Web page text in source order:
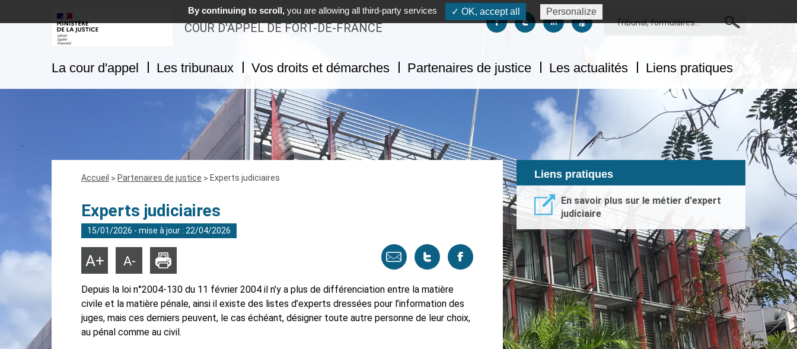
COUR D'APPEL DE FORT-DE-FRANCE Suivez-nous sur facebook
Suivez-nous sur twitter
Suivez-nous sur linkedin
Suivez-nous sur dailymotion
La cour d'appel Les tribunaux Vos droits et démarches Partenaires de justice Les actualités Liens pratiques
Fil
Accueil Partenaires de justice Experts judiciaires
Experts judiciaires
15/01/2026 - mise à jour : 22/04/2026
Envoyer
email
Tweeter
page
Partager
facebook
Agrandir
du
texte
Réduire
du
texte
Depuis la loi n°2004-130 du 11 février 2004 il n’y a plus de différenciation entre la matière
civile et la matière pénale, ainsi il existe des listes d’experts dressées pour l’information des
juges, mais ces derniers peuvent, le cas échéant, désigner toute autre personne de leur choix,
au pénal comme au civil.
Liens pratiques
En savoir plus sur le métier d'expert
judiciaire
By continuing to scroll, you are allowing all third-party services ✓ OK, accept all Personalize